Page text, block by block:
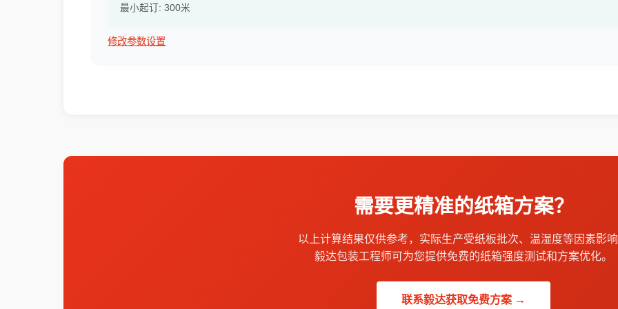
最小起订: 300米
修改参数设置
需要更精准的纸箱方案？
以上计算结果仅供参考，实际生产受纸板批次、温湿度等因素影
毅达包装工程师可为您提供免费的纸箱强度测试和方案优化。
联系毅达获取免费方案 →